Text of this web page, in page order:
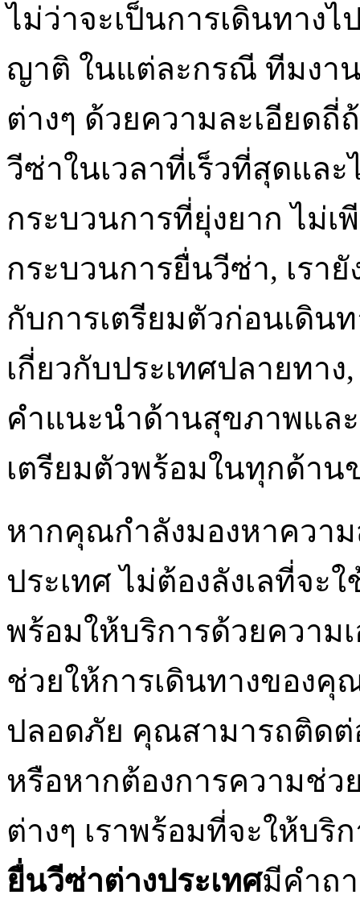
ไม่ว่าจะเป็นการเดินทางไ
ญาติ ในแต่ละกรณี ทีมงา
ต่างๆ ด้วยความละเอียด
วีซ่าในเวลาที่เร็วที่สุดแล
กระบวนการที่ยุ่งยาก ไม่เ
กระบวนการยื่นวีซ่า, เรา
กับการเตรียมตัวก่อนเดิน
เกี่ยวกับประเทศปลายทา
คำแนะนำด้านสุขภาพแล
เตรียมตัวพร้อมในทุกด้าน
หากคุณกำลังมองหาควา
ประเทศ ไม่ต้องลังเลที่จะ
พร้อมให้บริการด้วยความ
ช่วยให้การเดินทางของคุ
ปลอดภัย คุณสามารถติดต่
หรือหากต้องการความช่
ต่างๆ เราพร้อมที่จะให้บ
ยื่นวีซ่าต่างประเทศมีคำถ